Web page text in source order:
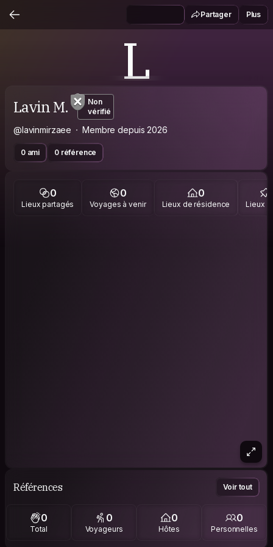
Partager Plus
L
Lavin M.
Non
vérifié
@lavinmirzaee Membre depuis 2026
0 ami 0 référence
0
Lieux partagés
0
Voyages à venir
0
Lieux de résidence Lieux
Références Voir tout
0
Total
0
Voyageurs
0
Hôtes
0
Personnelles